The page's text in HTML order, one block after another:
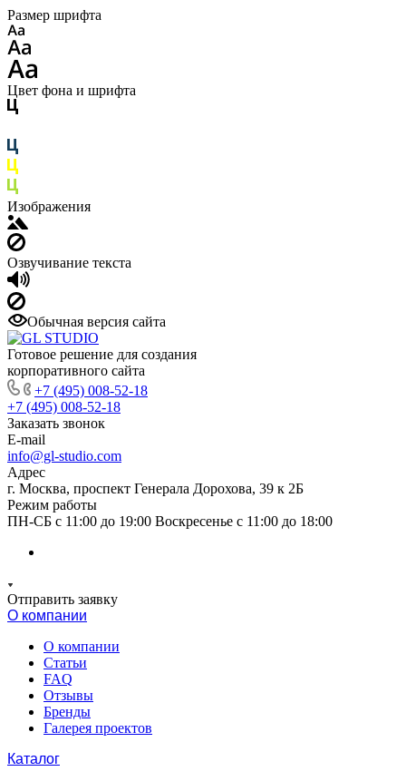
Размер шрифта
Цвет фона и шрифта
Изображения
Озвучивание текста
Обычная версия сайта
Готовое решение для создания
корпоративного сайта
+7 (495) 008-52-18
+7 (495) 008-52-18
Заказать звонок
E-mail
info@gl-studio.com
Адрес
г. Москва, проспект Генерала Дорохова, 39 к 2Б
Режим работы
ПН-СБ с 11:00 до 19:00 Воскресенье с 11:00 до 18:00
Отправить заявку
О компании
О компании
Статьи
FAQ
Отзывы
Бренды
Галерея проектов
Каталог